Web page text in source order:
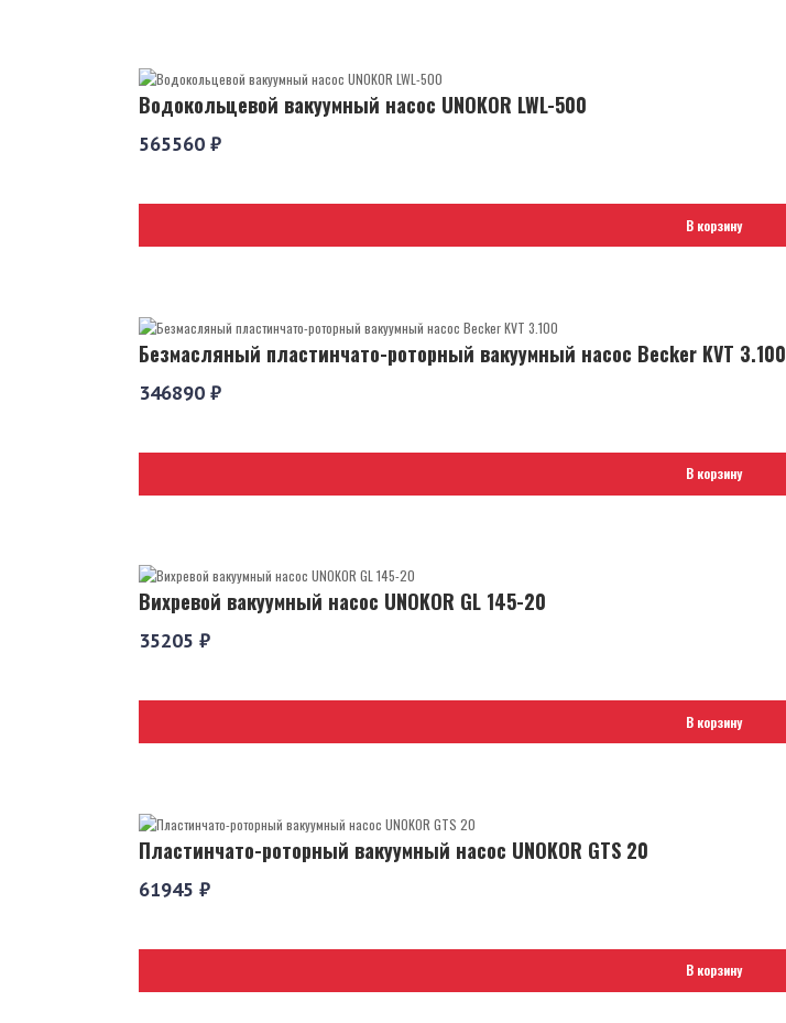
Водокольцевой вакуумный насос UNOKOR LWL-500
565560 ₽
В корзину
Безмасляный пластинчато-роторный вакуумный насос Becker KVT 3.100
346890 ₽
В корзину
Вихревой вакуумный насос UNOKOR GL 145-20
35205 ₽
В корзину
Пластинчато-роторный вакуумный насос UNOKOR GTS 20
61945 ₽
В корзину